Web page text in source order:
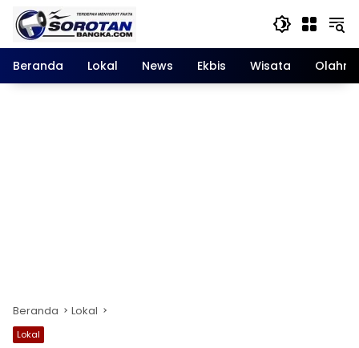
Langsung
konten
Beranda
Lokal News Ekbis Wisata
Beranda Lokal
Lokal